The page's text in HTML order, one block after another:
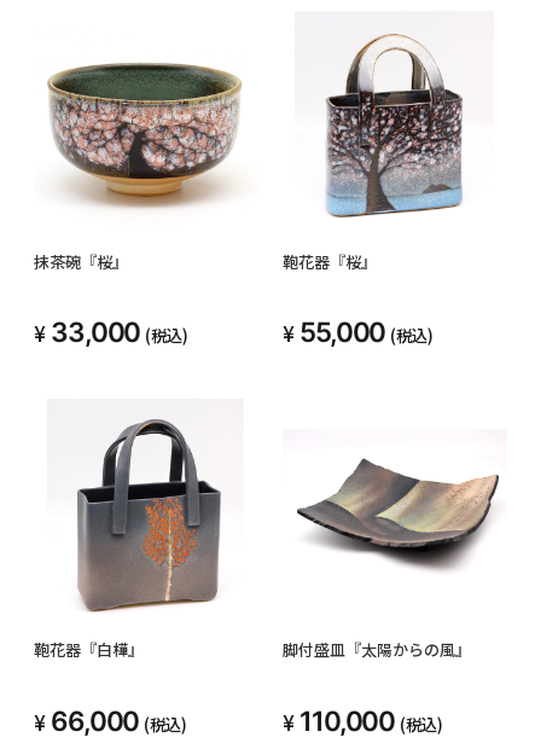
抹茶碗『桜』
33,000 (税込)
鞄花器『桜』
55,000 (税込)
鞄花器『白樺』
66,000 (税込)
脚付盛皿『太陽からの風』
110,000 (税込)